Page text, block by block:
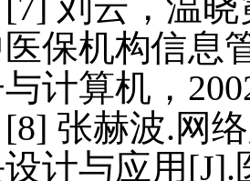
医保机构信息
计算机，
赫波.网络
计与应用[J].